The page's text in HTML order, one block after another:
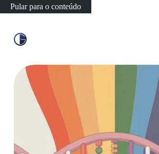
Pular para o conteúdo